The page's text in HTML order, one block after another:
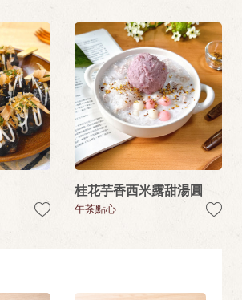
桂花芋香西米露甜湯圓
午茶點心